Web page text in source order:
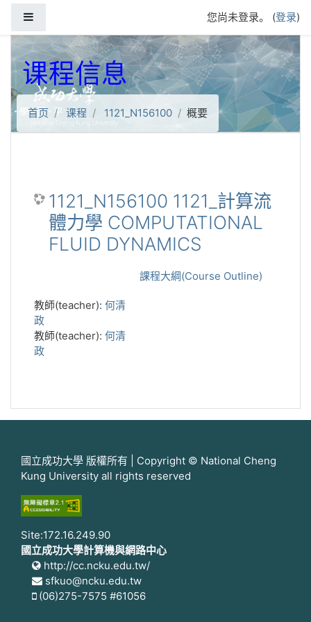
您尚未登录。 (登录)
课程信息
首页 课程 1121_N156100 概要
1121_N156100 1121_計算流
體力學 COMPUTATIONAL
FLUID DYNAMICS
課程大綱(Course Outline)
教師(teacher): 何清
政
教師(teacher): 何清
政
國立成功大學 版權所有 | Copyright © National Cheng
Kung University all rights reserved
Site:172.16.249.90
國立成功大學計算機與網路中心
http://cc.ncku.edu.tw/
sfkuo@ncku.edu.tw
(06)275-7575 #61056